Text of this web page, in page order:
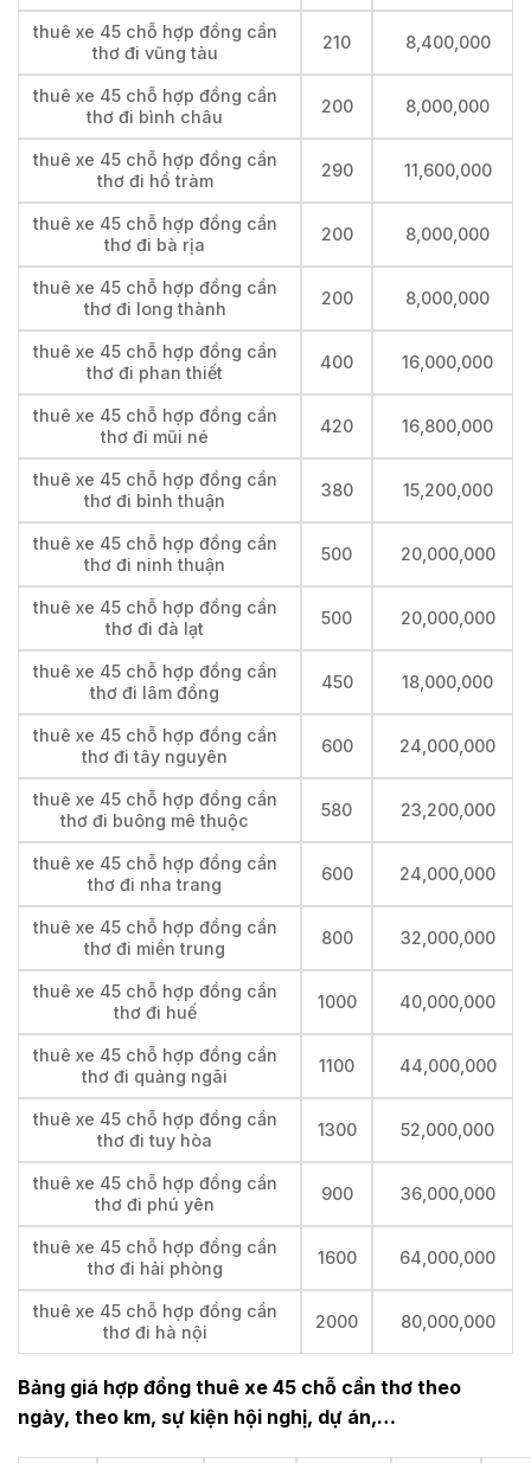
thuê xe 45 chỗ hợp đồng cần
thơ đi vũng tàu
210 8,400,000
thuê xe 45 chỗ hợp đồng cần
thơ đi bình châu
200 8,000,000
thuê xe 45 chỗ hợp đồng cần
thơ đi hồ tràm
290 11,600,000
thuê xe 45 chỗ hợp đồng cần
thơ đi bà rịa
200 8,000,000
thuê xe 45 chỗ hợp đồng cần
thơ đi long thành
200 8,000,000
thuê xe 45 chỗ hợp đồng cần
thơ đi phan thiết
400 16,000,000
thuê xe 45 chỗ hợp đồng cần
thơ đi mũi né
420 16,800,000
thuê xe 45 chỗ hợp đồng cần
thơ đi bình thuận
380 15,200,000
thuê xe 45 chỗ hợp đồng cần
thơ đi ninh thuận
500 20,000,000
thuê xe 45 chỗ hợp đồng cần
thơ đi đà lạt
500 20,000,000
thuê xe 45 chỗ hợp đồng cần
thơ đi lâm đồng
450 18,000,000
thuê xe 45 chỗ hợp đồng cần
thơ đi tây nguyên
600 24,000,000
thuê xe 45 chỗ hợp đồng cần
thơ đi buông mê thuộc
580 23,200,000
thuê xe 45 chỗ hợp đồng cần
thơ đi nha trang
600 24,000,000
thuê xe 45 chỗ hợp đồng cần
thơ đi miền trung
800 32,000,000
thuê xe 45 chỗ hợp đồng cần
thơ đi huế
1000 40,000,000
thuê xe 45 chỗ hợp đồng cần
thơ đi quảng ngãi
1100 44,000,000
thuê xe 45 chỗ hợp đồng cần
thơ đi tuy hòa
1300 52,000,000
thuê xe 45 chỗ hợp đồng cần
thơ đi phú yên
900 36,000,000
thuê xe 45 chỗ hợp đồng cần
thơ đi hải phòng
1600 64,000,000
thuê xe 45 chỗ hợp đồng cần
thơ đi hà nội
2000 80,000,000
Bảng giá hợp đồng thuê xe 45 chỗ cần thơ theo
ngày, theo km, sự kiện hội nghị, dự án,…